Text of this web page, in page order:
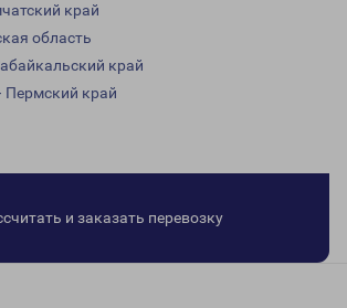
край
область
край
Пермский край
и заказать перевозку